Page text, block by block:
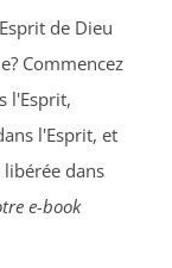
de Dieu
Commencez
l'Esprit,
l'Esprit, et
dans
e-book